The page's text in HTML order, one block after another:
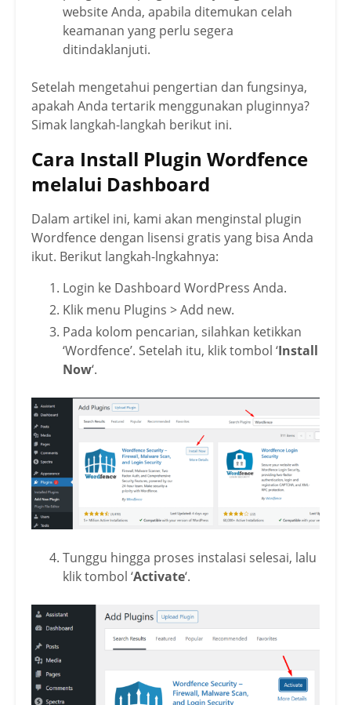
website Anda, apabila ditemukan celah
keamanan yang perlu segera
ditindaklanjuti.
Setelah mengetahui pengertian dan fungsinya,
apakah Anda tertarik menggunakan pluginnya?
Simak langkah-langkah berikut ini.
Cara Install Plugin Wordfence
melalui Dashboard
Dalam artikel ini, kami akan menginstal plugin
Wordfence dengan lisensi gratis yang bisa Anda
ikut. Berikut langkah-lngkahnya:
Login ke Dashboard WordPress Anda.
Klik menu Plugins > Add new.
Pada kolom pencarian, silahkan ketikkan
‘Wordfence’. Setelah itu, klik tombol ‘Install
Now‘.
Tunggu hingga proses instalasi selesai, lalu
klik tombol ‘Activate‘.